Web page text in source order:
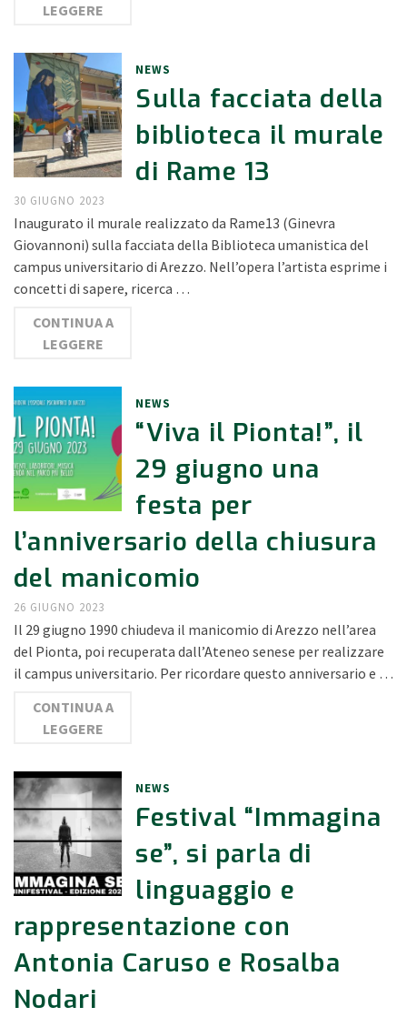
LEGGERE
NEWS
Sulla facciata della
biblioteca il murale
di Rame 13
30 GIUGNO 2023
Inaugurato il murale realizzato da Rame13 (Ginevra
Giovannoni) sulla facciata della Biblioteca umanistica del
campus universitario di Arezzo. Nell’opera l’artista esprime i
concetti di sapere, ricerca …
CONTINUA A
LEGGERE
NEWS
“Viva il Pionta!”, il
29 giugno una
festa per
l’anniversario della chiusura
del manicomio
26 GIUGNO 2023
Il 29 giugno 1990 chiudeva il manicomio di Arezzo nell’area
del Pionta, poi recuperata dall’Ateneo senese per realizzare
il campus universitario. Per ricordare questo anniversario e …
CONTINUA A
LEGGERE
NEWS
Festival “Immagina
se”, si parla di
linguaggio e
rappresentazione con
Antonia Caruso e Rosalba
Nodari